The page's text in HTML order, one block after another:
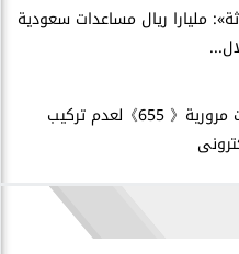
مليارا ريال مساعدات سعودية
ضبط مخالفات مرورية《 655》لعدم تركيب